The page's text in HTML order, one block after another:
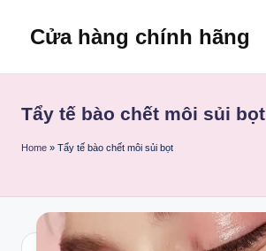
Cửa hàng chính hãng
Tẩy tế bào chết môi sủi bọt
Home » Tẩy tế bào chết môi sủi bọt